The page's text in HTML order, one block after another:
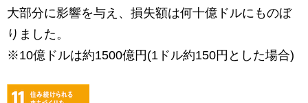
大部分に影響を与え、損失額は何十億ドルにものぼ
りました。
※10億ドルは約1500億円(1ドル約150円とした場合)